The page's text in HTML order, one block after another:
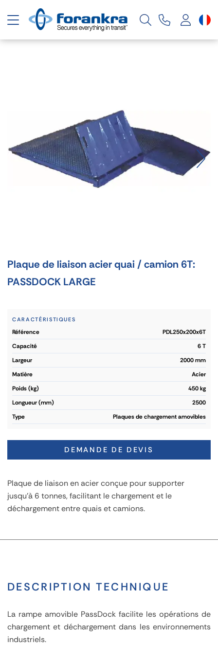
Basculer la navigation
Plaque de liaison acier quai / camion 6T:
PASSDOCK LARGE
CARACTÉRISTIQUES
référence
PDL250x200x6T
capacité
6 T
largeur
2000 mm
matière
Acier
poids (kg)
450 kg
longueur (mm)
2500
type
Plaques de chargement amovibles
DEMANDE DE DEVIS
Plaque de liaison en acier conçue pour supporter
jusqu'à 6 tonnes, facilitant le chargement et le
déchargement entre quais et camions.
DESCRIPTION TECHNIQUE
La rampe amovible PassDock facilite les opérations de
chargement et déchargement dans les environnements
industriels.